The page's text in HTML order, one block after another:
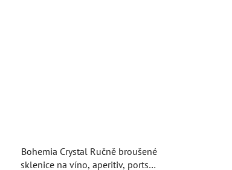
Bohemia Crystal Ručně broušené
sklenice na víno, aperitiv, portské